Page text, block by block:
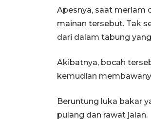
Apesnya, saat meriam
mainan tersebut. Tak
dari dalam tabung
Akibatnya, bocah
kemudian
Beruntung luka bakar
pulang dan rawat jalan.